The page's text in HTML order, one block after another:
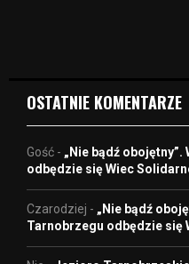
OSTATNIE KOMENTARZE
Gość - „Nie bądź
odbędzie się Wiec
Czarodziej - „Nie bądź
Tarnobrzegu odbędzie się